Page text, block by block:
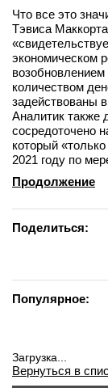
Что все это
Тэвиса
экономическом
количеством
задействованы
Аналитик также
сосредоточено
который
2021 году по
Продолжение
Поделиться:
Популярное:
Загрузка...
Вернуться в